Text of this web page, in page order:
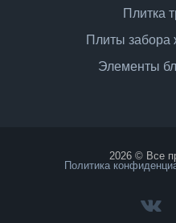
Плитка
Плиты забора
Элементы
2026 © Все
Политика